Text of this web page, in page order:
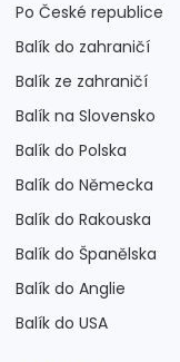
Po České republice
Balík do zahraničí
Balík ze zahraničí
Balík na Slovensko
Balík do Polska
Balík do Německa
Balík do Rakouska
Balík do Španělska
Balík do Anglie
Balík do USA